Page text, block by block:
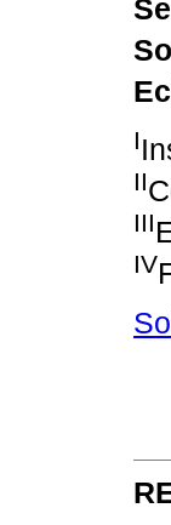
Ec
I
II
III
IV